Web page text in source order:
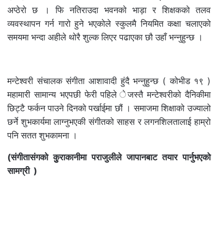
अप्ठेरो छ । फि नतिराउदा भवनको भाड़ा र शिक्षकको तलव
व्यवस्थापन गर्न गारो हुने भएकोले स्कुलमै नियमित कक्षा चलाएको
समयमा भन्दा अहीले थोरै शुल्क लिएर पढाएका छौ उहाँ भन्नुहुन्छ ।
मन्टेश्वरी संचालक संगीता आशावादी हुंदै भन्नुहुन्छ ( कोभीड १९ )
महामारी सामान्य भएपछी फेरी पहिले ेजस्तै मन्टेश्वरीको दैनिकीमा
छिट्टै फर्कन पाउने दिनको पर्खाईमा छौं । समाजमा शिक्षाको उज्यालो
छर्ने शुभकार्यमा लाग्नुभएकी संगीतको साहस र लगनशिलतालाई हाम्रो
पनि सतत शुभकामना ।
(संगीतासंगको कुुराकानीमा पराजुलीले जापानबाट तयार पार्नुभएको
सामग्री )